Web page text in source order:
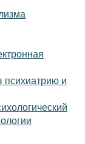
психиатрию и